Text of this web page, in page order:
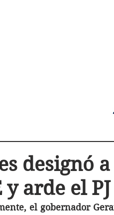
designó a
y arde el PJ
el gobernador